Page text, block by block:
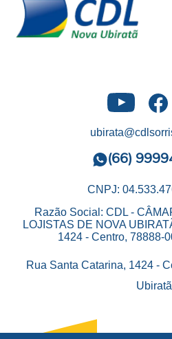
(66)
CNPJ:
Razão Social: CDL -
LOJISTAS DE NOVA
1424 - Centro, 78888-
Rua Santa Catarina, 1424 -
Ubiratã